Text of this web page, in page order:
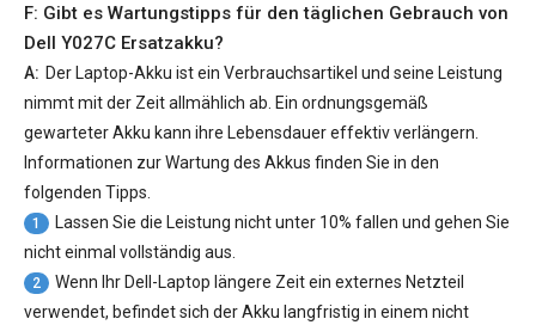
F: Gibt es Wartungstipps für den täglichen Gebrauch von
Dell Y027C Ersatzakku?
A: Der Laptop-Akku ist ein Verbrauchsartikel und seine Leistung
nimmt mit der Zeit allmählich ab. Ein ordnungsgemäß
gewarteter Akku kann ihre Lebensdauer effektiv verlängern.
Informationen zur Wartung des Akkus finden Sie in den
folgenden Tipps.
1
Lassen Sie die Leistung nicht unter 10% fallen und gehen Sie
nicht einmal vollständig aus.
2
Wenn Ihr Dell-Laptop längere Zeit ein externes Netzteil
verwendet, befindet sich der Akku langfristig in einem nicht